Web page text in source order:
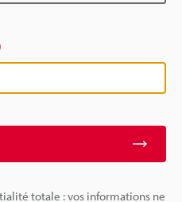
totale : vos informations ne